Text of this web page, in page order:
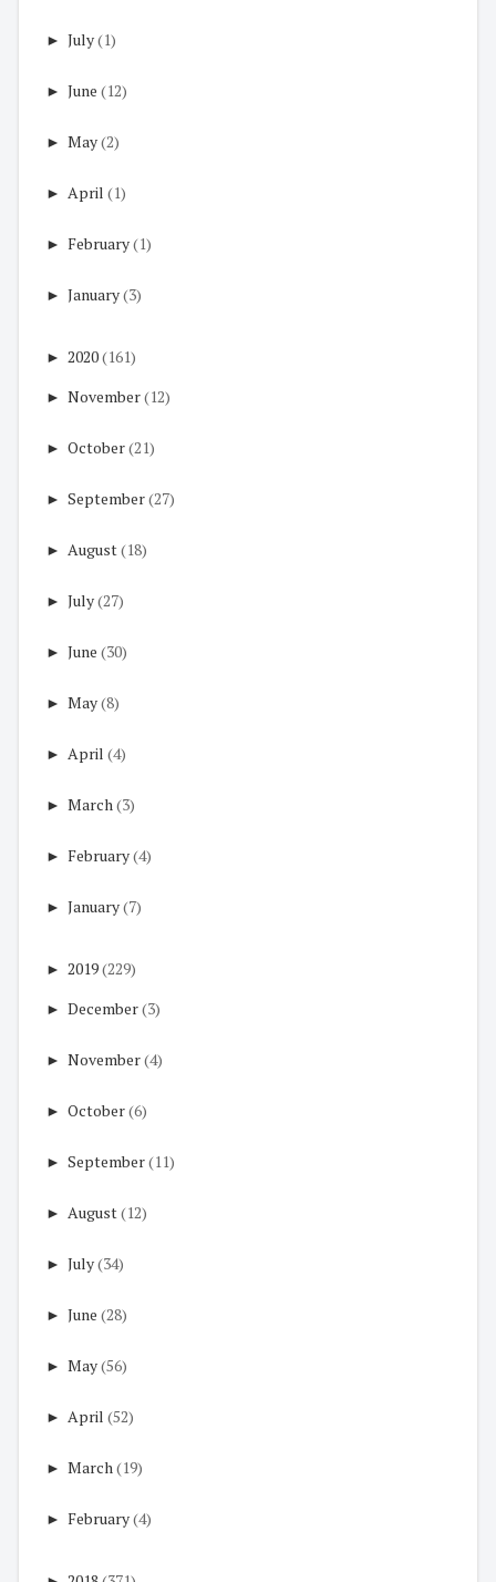
► July(1)
► June (12)
► May(2)
► April (1)
► February(1)
► January(3)
► 2020(161)
► November(12)
► October(21)
► September(27)
► August(18)
► July(27)
► June (30)
► May(8)
► April (4)
► March (3)
► February(4)
► January(7)
► 2019(229)
► December(3)
► November(4)
► October(6)
► September(11)
► August(12)
► July(34)
► June (28)
► May(56)
► April (52)
► March (19)
► February(4)